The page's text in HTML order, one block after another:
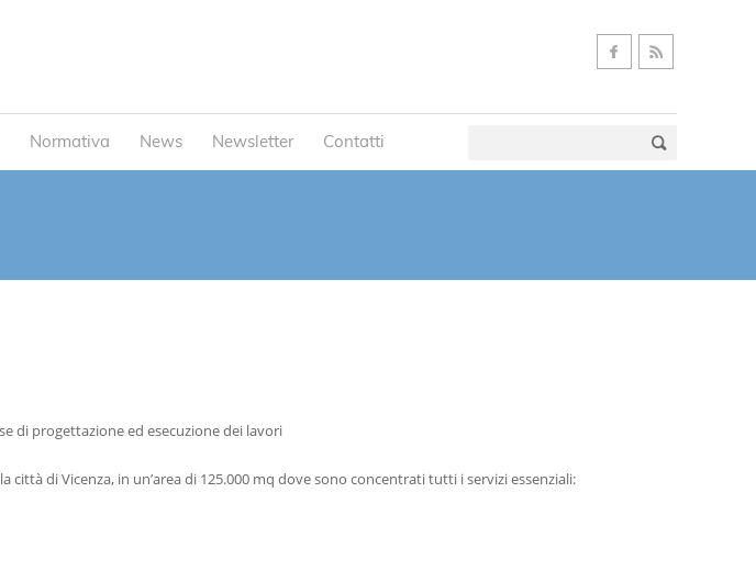
Normativa News Newsletter Contatti
di progettazione ed esecuzione dei lavori
di Vicenza, in un’area di 125.000 mq dove sono concentrati tutti i servizi essenziali: